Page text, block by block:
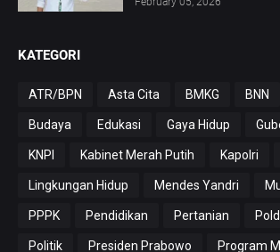
KATEGORI
ATR/BPN Asta Cita BMKG BNN
Budaya Edukasi Gaya Hidup
KNPI Kabinet Merah Putih Kapolri
Lingkungan Hidup Mendes Yandri
PPPK Pendidikan Pertanian
Politik Presiden Prabowo Program